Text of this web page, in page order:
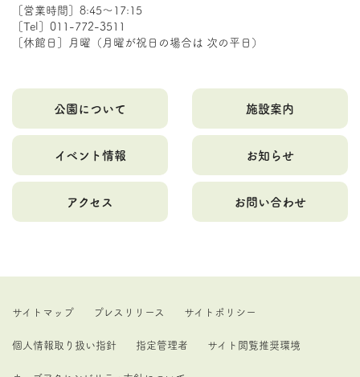
［営業時間］8:45～17:15
［Tel］011-772-3511
［休館日］月曜（月曜が祝日の場合は 次の平日）
公園について 施設案内
イベント情報 お知らせ
アクセス お問い合わせ
サイトマップ プレスリリース サイトポリシー
個人情報取り扱い指針 指定管理者 サイト閲覧推奨環境